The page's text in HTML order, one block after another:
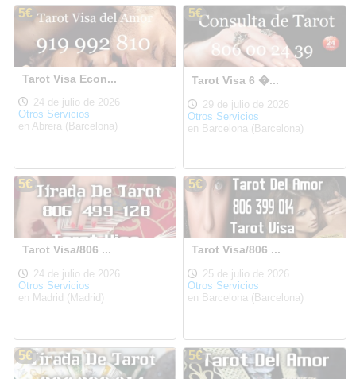
5€
Tarot Visa Econ...
24 de julio de 2026
Otros Servicios
en Abrera (Barcelona)
5€
Tarot Visa 6 �...
29 de julio de 2026
Otros Servicios
en Barcelona (Barcelona)
5€
Tarot Visa/806 ...
24 de julio de 2026
Otros Servicios
en Madrid (Madrid)
5€
Tarot Visa/806 ...
25 de julio de 2026
Otros Servicios
en Barcelona (Barcelona)
5€ 5€